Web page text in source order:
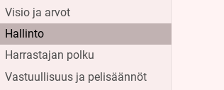
Visio ja arvot
Hallinto
Harrastajan polku
Vastuullisuus ja pelisäännöt